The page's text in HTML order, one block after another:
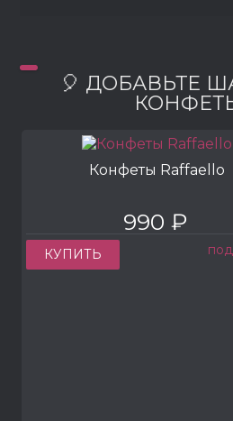
🎈 ДОБАВЬТЕ
Конфеты Raffaello
990 ₽
КУПИТЬ